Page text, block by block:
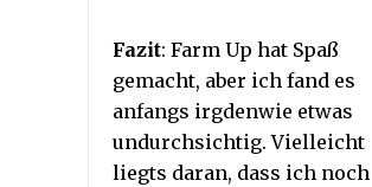
Fazit: Farm Up hat Spaß
gemacht, aber ich fand es
anfangs irgdenwie etwas
undurchsichtig. Vielleicht
liegts daran, dass ich noch